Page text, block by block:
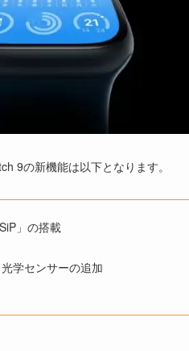
9の新機能は以下となります。
」の搭載
学センサーの追加